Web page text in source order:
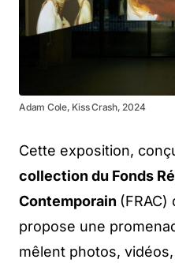
Adam Cole, Kiss Crash, 2024
Cette exposition,
collection du Fonds
Contemporain (FRAC)
propose une
mêlent photos,